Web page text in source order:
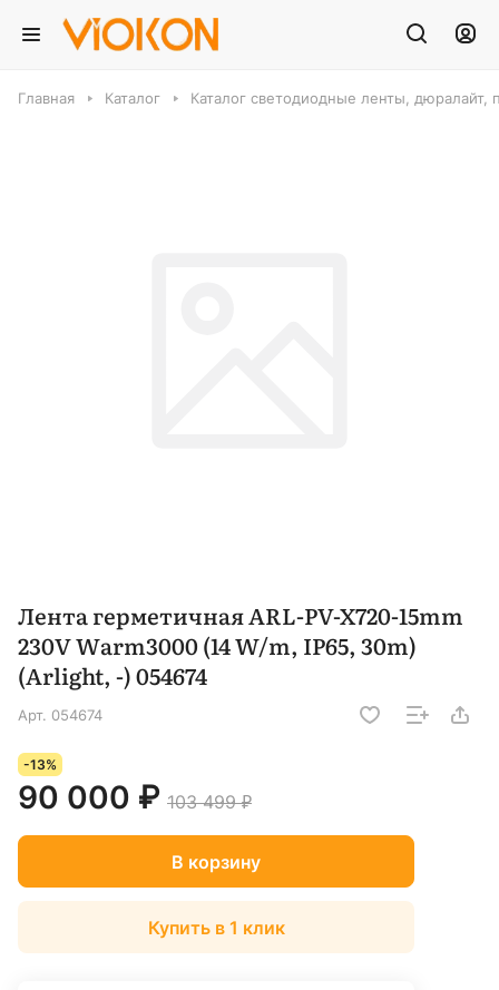
Главная Каталог Каталог светодиодные ленты, дюралайт,
Лента герметичная ARL-PV-X720-15mm
230V Warm3000 (14 W/m, IP65, 30m)
(Arlight, -) 054674
Арт. 054674
-13%
90 000 ₽ 103 499 ₽
В корзину
Купить в 1 клик